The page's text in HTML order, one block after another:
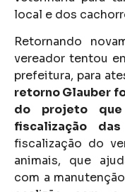
local e dos
Retornando
vereador tentou
prefeitura, para
retorno Glauber
do projeto
fiscalização
fiscalização do
animais, que
com a